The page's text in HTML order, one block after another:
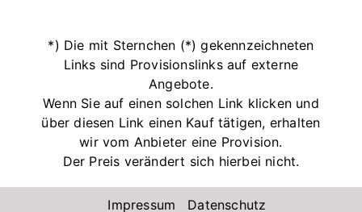
*) Die mit Sternchen (*) gekennzeichneten
Links sind Provisionslinks auf externe
Angebote.
Wenn Sie auf einen solchen Link klicken und
über diesen Link einen Kauf tätigen, erhalten
wir vom Anbieter eine Provision.
Der Preis verändert sich hierbei nicht.
Impressum Datenschutz